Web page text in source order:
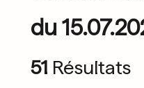
du
51 Résultats